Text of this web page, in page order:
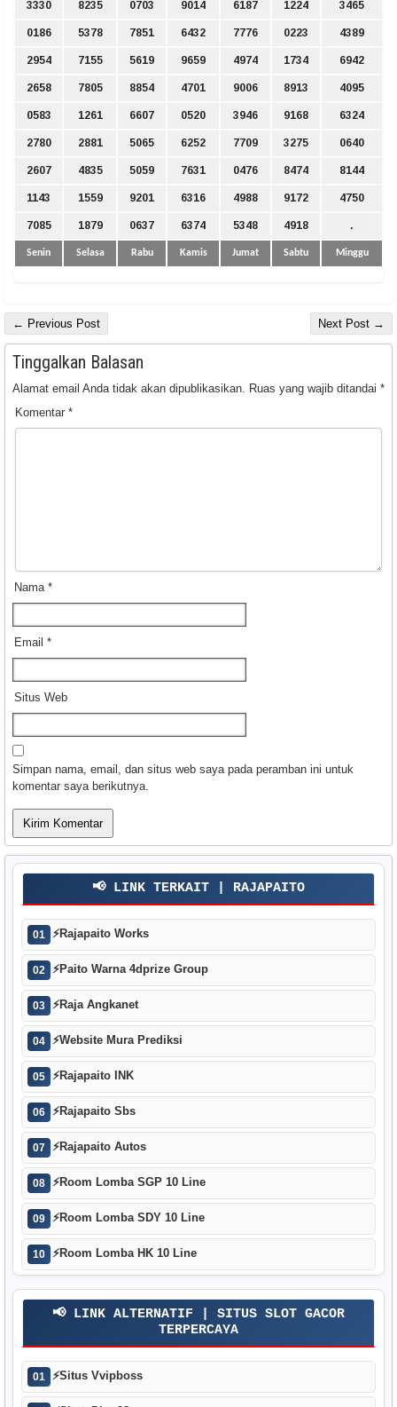
3330 8235 0703 9014 6187 1224 3465
0186 5378 7851 6432 7776 0223 4389
2954 7155 5619 9659 4974 1734 6942
2658 7805 8854 4701 9006 8913 4095
0583 1261 6607 0520 3946 9168 6324
2780 2881 5065 6252 7709 3275 0640
2607 4835 5059 7631 0476 8474 8144
1143 1559 9201 6316 4988 9172 4750
7085 1879 0637 6374 5348 4918 .
Senin Selasa Rabu Kamis Jumat Sabtu Minggu
← Previous Post Next Post →
Tinggalkan Balasan
Alamat email Anda tidak akan dipublikasikan. Ruas yang wajib ditandai *
Komentar *
Nama *
Email *
Situs Web
Simpan nama, email, dan situs web saya pada peramban ini untuk
komentar saya berikutnya.
📢 LINK TERKAIT | RAJAPAITO
01 ⚡Rajapaito Works
02 ⚡Paito Warna 4dprize Group
03 ⚡Raja Angkanet
04 ⚡Website Mura Prediksi
05 ⚡Rajapaito INK
06 ⚡Rajapaito Sbs
07 ⚡Rajapaito Autos
08 ⚡Room Lomba SGP 10 Line
09 ⚡Room Lomba SDY 10 Line
10 ⚡Room Lomba HK 10 Line
📢 LINK ALTERNATIF | SITUS SLOT GACOR
TERPERCAYA
01 ⚡Situs Vvipboss